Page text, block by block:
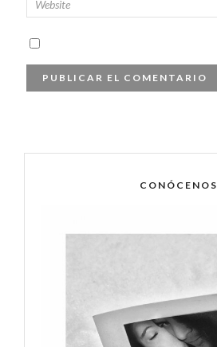
CONÓCENOS